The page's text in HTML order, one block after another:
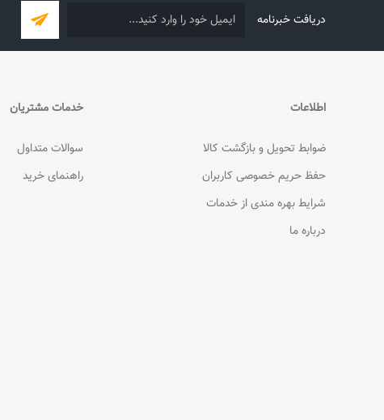
دریافت خبرنامه
اطلاعات
ضوابط تحویل و بازگشت کالا
حفظ حریم خصوصی کاربران
شرایط بهره مندی از خدمات
درباره ما
خدمات مشتریان
سوالات متداول
راهنمای خرید